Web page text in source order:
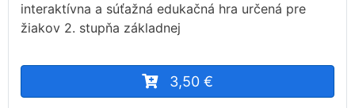
interaktívna a súťažná edukačná hra určená pre
žiakov 2. stupňa základnej
3,50 €